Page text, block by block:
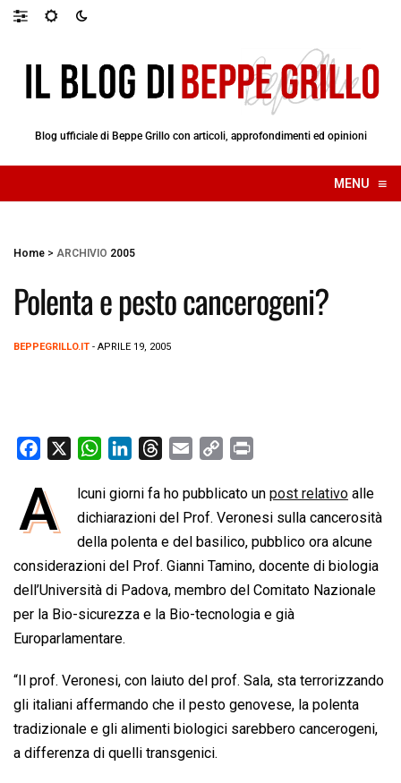
Blog ufficiale di Beppe Grillo con articoli, approfondimenti ed opinioni
MENU ≡
☰
Home > ARCHIVIO 2005
Polenta e pesto cancerogeni?
BEPPEGRILLO.IT - APRILE 19, 2005
c
e
o
o
k
W
a
t
s
A
p
p
n
k
e
d
I
n
r
e
a
d
s
a
i
p
y
L
i
n
k
i
n
t
A lcuni giorni fa ho pubblicato un post relativo alle
dichiarazioni del Prof. Veronesi sulla cancerosità
della polenta e del basilico, pubblico ora alcune
considerazioni del Prof. Gianni Tamino, ­docente di biologia
dell’Università di Padova, membro del Comitato Nazionale
per la Bio-sicurezza e la Bio-tecnologia e già
Europarlamentare.
“Il prof. Veronesi, con laiuto del prof. Sala, sta terrorizzando
gli italiani affermando che il pesto genovese, la polenta
tradizionale e gli alimenti biologici sarebbero cancerogeni,
a differenza di quelli transgenici.